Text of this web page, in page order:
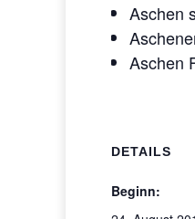
Aschen
Aschen
DETAILS
Beginn: